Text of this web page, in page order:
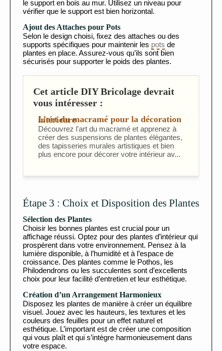
le support en bois au mur. Utilisez un niveau pour
vérifier que le support est bien horizontal.
Ajout des Attaches pour Pots
Selon le design choisi, fixez des attaches ou des
supports spécifiques pour maintenir les pots de
plantes en place. Assurez-vous qu’ils sont bien
sécurisés pour supporter le poids des plantes.
Cet article DIY Bricolage devrait
vous intéresser :
L’art du macramé pour la décoration intérieure
Découvrez l'art du macramé et apprenez à
créer des suspensions de plantes élégantes,
des tapisseries murales artistiques et bien
plus encore pour décorer votre intérieur av...
Étape 3 : Choix et Disposition des Plantes
Sélection des Plantes
Choisir les bonnes plantes est crucial pour un
affichage réussi. Optez pour des plantes d’intérieur qui
prospèrent dans votre environnement. Pensez à la
lumière disponible, à l’humidité et à l’espace de
croissance. Des plantes comme le Pothos, les
Philodendrons ou les succulentes sont d’excellents
choix pour leur facilité d’entretien et leur esthétique.
Création d’un Arrangement Harmonieux
Disposez les plantes de manière à créer un équilibre
visuel. Jouez avec les hauteurs, les textures et les
couleurs des feuilles pour un effet naturel et
esthétique. L’important est de créer une composition
qui vous plaît et qui s’intègre harmonieusement dans
votre espace.